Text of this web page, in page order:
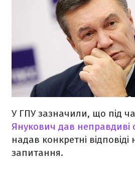
У ГПУ зазначили, що під
Янукович дав неправдиві
надав конкретні відповіді
запитання.